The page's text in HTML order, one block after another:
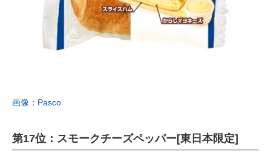
画像：Pasco
第17位：スモークチーズペッパー[東日本限定]